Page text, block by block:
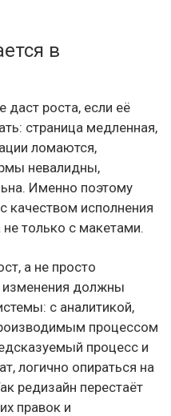
в
даст роста, если её
страница медленная,
ломаются,
невалидны,
Именно поэтому
качеством исполнения
не только с макетами.
а не просто
изменения должны
с аналитикой,
процессом
процесс и
логично опираться на
редизайн перестаёт
правок и